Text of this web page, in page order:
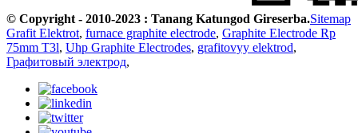
© Copyright - 2010-2023 : Tanang Katungod Gireserba.Sitemap
Grafit Elektrot, furnace graphite electrode, Graphite Electrode Rp
75mm T3l, Uhp Graphite Electrodes, grafitovyy elektrod,
Графитовый электрод,